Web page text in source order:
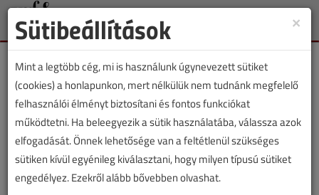
Toggle
Lapszám:
ÉVES BONTÁS
×
Sütibeállítások
Mint a legtöbb cég, mi is használunk úgynevezett sütiket
(cookies) a honlapunkon, mert nélkülük nem tudnánk megfelelő
felhasználói élményt biztosítani és fontos funkciókat
működtetni. Ha beleegyezik a sütik használatába, válassza azok
elfogadását. Önnek lehetősége van a feltétlenül szükséges
sütiken kívül egyénileg kiválasztani, hogy milyen típusú sütiket
engedélyez. Ezekről alább bővebben olvashat.